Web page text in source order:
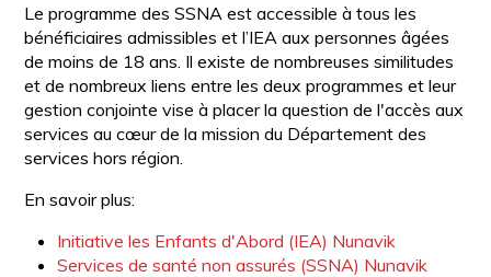
Le programme des SSNA est accessible à tous les
bénéficiaires admissibles et l’IEA aux personnes âgées
de moins de 18 ans. Il existe de nombreuses similitudes
et de nombreux liens entre les deux programmes et leur
gestion conjointe vise à placer la question de l'accès aux
services au cœur de la mission du Département des
services hors région.
En savoir plus:
Initiative les Enfants d'Abord (IEA) Nunavik
Services de santé non assurés (SSNA) Nunavik